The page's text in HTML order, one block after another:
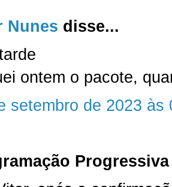
Nunes disse...
ontem o pacote,
setembro de 2023 às